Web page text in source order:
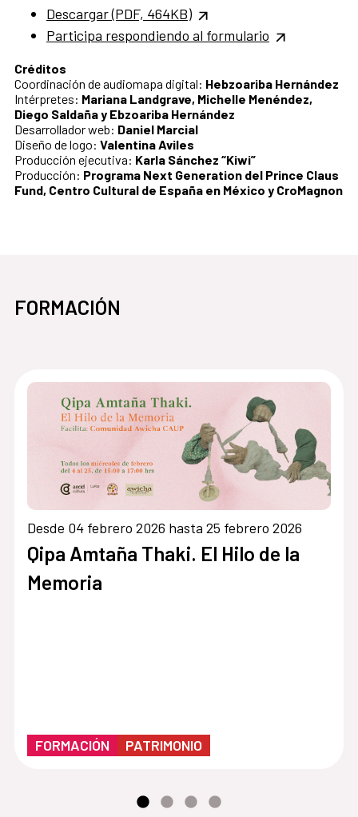
Descargar (PDF, 464KB)
Participa respondiendo al formulario
Créditos
Coordinación de audiomapa digital: Hebzoariba Hernández
Intérpretes: Mariana Landgrave, Michelle Menéndez,
Diego Saldaña y Ebzoariba Hernández
Desarrollador web: Daniel Marcial
Diseño de logo: Valentina Aviles
Producción ejecutiva: Karla Sánchez “Kiwi”
Producción: Programa Next Generation del Prince Claus
Fund, Centro Cultural de España en México y CroMagnon
FORMACIÓN
Desde 04 febrero 2026 hasta 25 febrero 2026
Qipa Amtaña Thaki. El Hilo de la
Memoria
FORMACIÓN PATRIMONIO